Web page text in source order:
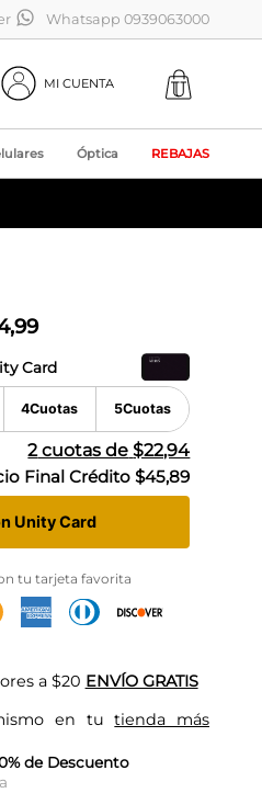
Whatsapp 0939063000
MI CUENTA
Óptica REBAJAS
,99
Card
4Cuotas 5Cuotas
2cuotas de $22,94
Final Crédito $45,89
Unity Card
tu tarjeta favorita
a $20 ENVÍO GRATIS
en tutienda más
de Descuento